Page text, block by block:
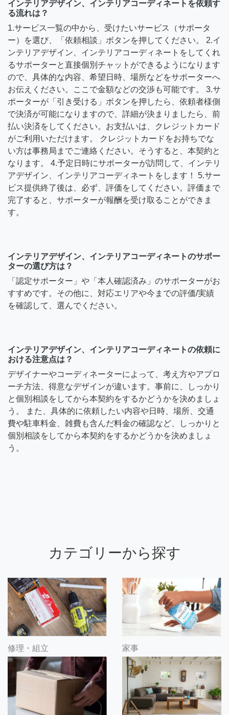
インテリアデザイン、インテリアコーディネートを依頼す
る流れは？
1.サービス一覧の中から、受けたいサービス（サポータ
ー）を選び、「依頼相談」ボタンを押してください。 2.イ
ンテリアデザイン、インテリアコーディネートをしてくれ
るサポーターと直接個別チャットができるようになります
ので、具体的な内容、希望日時、場所などをサポーターへ
お伝えください。ここで金額などの交渉も可能です。 3.サ
ポーターが「引き受ける」ボタンを押したら、依頼者様側
で決済が可能になりますので、詳細が決まりましたら、前
払い決済をしてください。お支払いは、クレジットカード
がご利用いただけます。 クレジットカードをお持ちでな
い方は事務局までご連絡ください。そうすると、本契約と
なります。 4.予定日時にサポーターが訪問して、インテリ
アデザイン、インテリアコーディネートをします！ 5.サー
ビス提供終了後は、必ず、評価をしてください。評価まで
完了すると、サポーターが報酬を受け取ることができま
す。
インテリアデザイン、インテリアコーディネートのサポー
ターの選び方は？
「認定サポーター」や「本人確認済み」のサポーターがお
すすめです。その他に、対応エリアや今までの評価/実績
を確認して、選んでください。
インテリアデザイン、インテリアコーディネートの依頼に
おける注意点は？
デザイナーやコーディネーターによって、考え方やアプロ
ーチ方法、得意なデザインが違います。事前に、しっかり
と個別相談をしてから本契約をするかどうかを決めましょ
う。 また、具体的に依頼したい内容や日時、場所、交通
費や駐車料金、雑費も含んだ料金の確認など、しっかりと
個別相談をしてから本契約をするかどうかを決めましょ
う。
カテゴリーから探す
修理・組立 家事